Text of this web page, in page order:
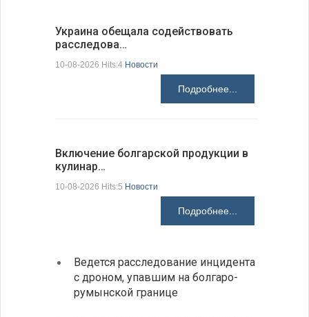
Украина обещала содействовать
расследова…
10-08-2026 Hits:4 Новости
Подробнее...
Включение болгарской продукции в
кулинар…
10-08-2026 Hits:5 Новости
Подробнее...
Ведется расследование инцидента
с дроном, упавшим на болгаро-
румынской границе